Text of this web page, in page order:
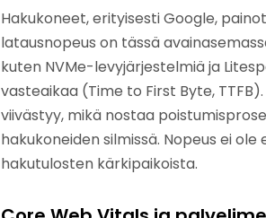
Hakukoneet, erityisesti Google,
latausnopeus on tässä
kuten NVMe-levyjärjestelmiä ja
vasteaikaa (Time to First Byte,
viivästyy, mikä nostaa
hakukoneiden silmissä. Nopeus ei
hakutulosten kärkipaikoista.